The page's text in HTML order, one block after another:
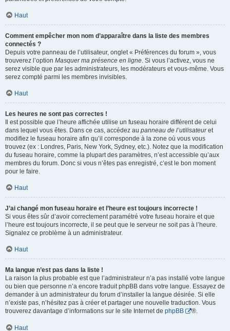
Haut
Comment empêcher mon nom d’apparaître dans la liste des membres
connectés ?
Depuis votre panneau de l’utilisateur, onglet « Préférences du forum », vous
trouverez l’option Masquer ma présence en ligne. Si vous l’activez, vous ne
serez visible que par les administrateurs, les modérateurs et vous-même. Vous
serez compté parmi les membres invisibles.
Haut
Les heures ne sont pas correctes !
Il est possible que l’heure affichée utilise un fuseau horaire différent de celui
dans lequel vous êtes. Dans ce cas, accédez au panneau de l’utilisateuret
modifiez le fuseau horaire afin qu’il corresponde à la zone où vous vous
trouvez (ex : Londres, Paris, New York, Sydney, etc.). Notez que la modification
du fuseau horaire, comme la plupart des paramètres, n’est accessible qu’aux
membres du forum. Donc si vous n’êtes pas enregistré, c’est le bon moment
pour le faire.
Haut
J’ai changé mon fuseau horaire et l’heure est toujours incorrecte !
Si vous êtes sûr d’avoir correctement paramétré votre fuseau horaire et que
l’heure est toujours incorrecte, il se peut que le serveur ne soit pas à l’heure.
Signalez ce problème à un administrateur.
Haut
Ma langue n’est pas dans la liste !
La raison la plus probable est que l’administrateur n’a pas installé votre langue
ou bien que personne n’a encore traduit phpBB dans votre langue. Essayez de
demander à un administrateur du forum d’installer la langue désirée. Si elle
n’existe pas, n’hésitez pas à créer et partager une nouvelle traduction. Vous
trouverez davantage d’informations sur le site Internet de phpBB ®.
Haut